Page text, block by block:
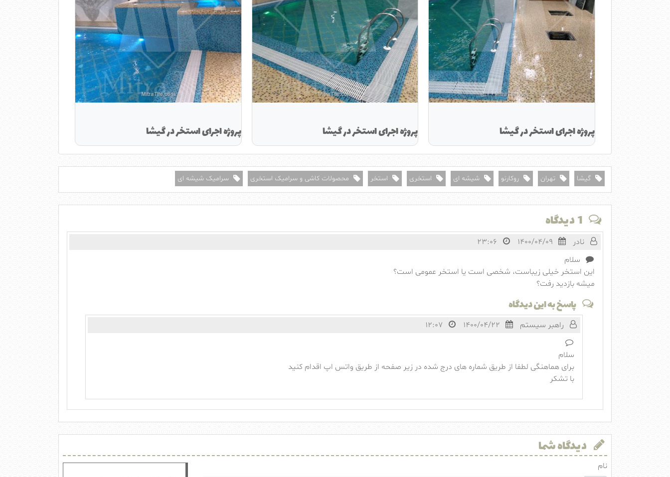
پروژه اجرای استخر در گیشا پروژه اجرای استخر در گیشا پروژه اجرای استخر در گیشا
گیشا تهران روکارنو شیشه ای استخری استخر محصولات کاشی و سرامیک استخری سرامیک شیشه ای
1 دیدگاه
نادر 1400/04/09
23:06
سلام
این استخر خیلی زیباست، شخصی است یا استخر عمومی است؟
میشه بازدید رفت؟
پاسخ به این دیدگاه
راهبر سیستم 1400/04/22
12:07
سلام
برای هماهنگی لطفا از طریق شماره های درج شده در زیر صفحه از طریق واتس اپ اقدام کنید
با تشکر
دیدگاه شما
نام